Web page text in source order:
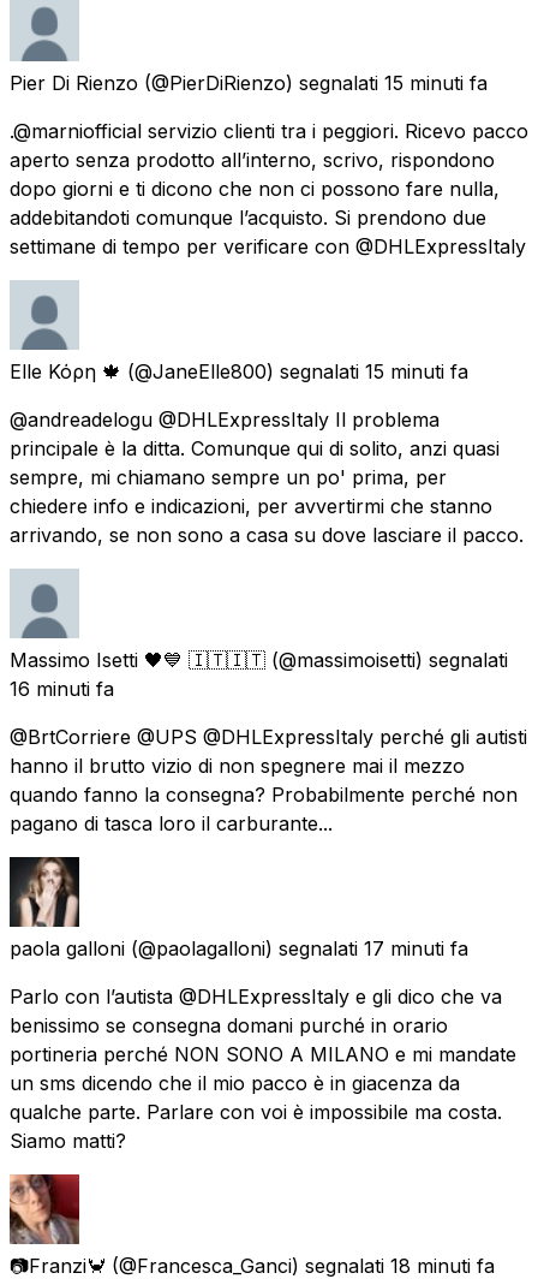
Pier Di Rienzo (@PierDiRienzo) segnalati 15 minuti fa
.@marniofficial servizio clienti tra i peggiori. Ricevo pacco
aperto senza prodotto all’interno, scrivo, rispondono
dopo giorni e ti dicono che non ci possono fare nulla,
addebitandoti comunque l’acquisto. Si prendono due
settimane di tempo per verificare con @DHLExpressItaly
Elle Κόρη 🍁 (@JaneElle800) segnalati 15 minuti fa
@andreadelogu @DHLExpressItaly Il problema
principale è la ditta. Comunque qui di solito, anzi quasi
sempre, mi chiamano sempre un po' prima, per
chiedere info e indicazioni, per avvertirmi che stanno
arrivando, se non sono a casa su dove lasciare il pacco.
Massimo Isetti 🖤💙 🇮🇹🇮🇹 (@massimoisetti) segnalati
16 minuti fa
@BrtCorriere @UPS @DHLExpressItaly perché gli autisti
hanno il brutto vizio di non spegnere mai il mezzo
quando fanno la consegna? Probabilmente perché non
pagano di tasca loro il carburante...
paola galloni (@paolagalloni) segnalati 17 minuti fa
Parlo con l’autista @DHLExpressItaly e gli dico che va
benissimo se consegna domani purché in orario
portineria perché NON SONO A MILANO e mi mandate
un sms dicendo che il mio pacco è in giacenza da
qualche parte. Parlare con voi è impossibile ma costa.
Siamo matti?
📷Franzi🦀 (@Francesca_Ganci) segnalati 18 minuti fa